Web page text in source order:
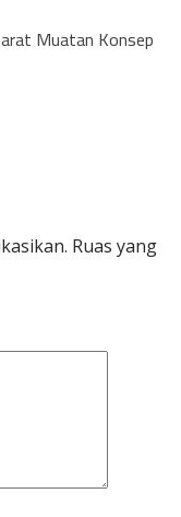
Muatan Konsep
Ruas yang